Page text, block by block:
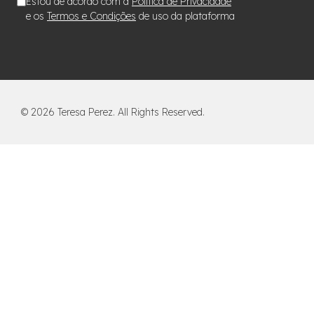
e os Termos e Condições de uso da plataforma
© 2026 Teresa Perez. All Rights Reserved.